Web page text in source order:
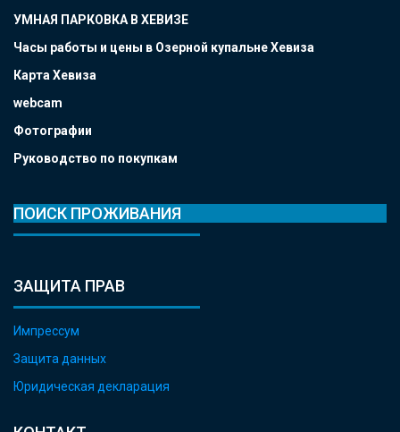
УМНАЯ ПАРКОВКА В ХЕВИЗЕ
Часы работы и цены в Озерной купальне Хевиза
Карта Хевиза
webcam
Фотографии
Руководство по покупкам
ПОИСК ПРОЖИВАНИЯ
ЗАЩИТА ПРАВ
Импрессум
Защита данных
Юридическая декларация